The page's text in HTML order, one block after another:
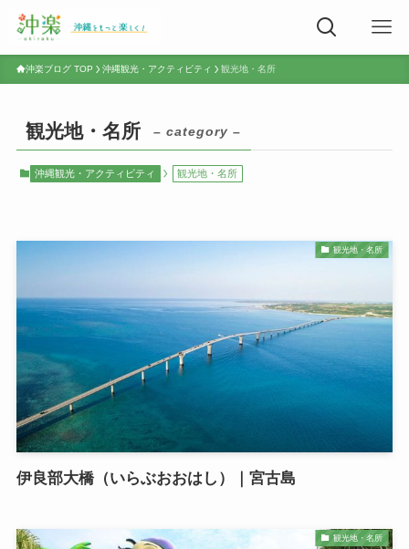
沖楽ブログ TOP 沖縄観光・アクティビティ 観光地・名所
観光地・名所 – category –
沖縄観光・アクティビティ 観光地・名所
観光地・名所
伊良部大橋（いらぶおおはし）｜宮古島
観光地・名所